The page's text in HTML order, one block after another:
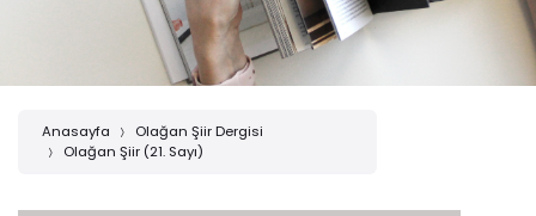
Anasayfa
Olağan Şiir Dergisi
Olağan Şiir (21. Sayı)